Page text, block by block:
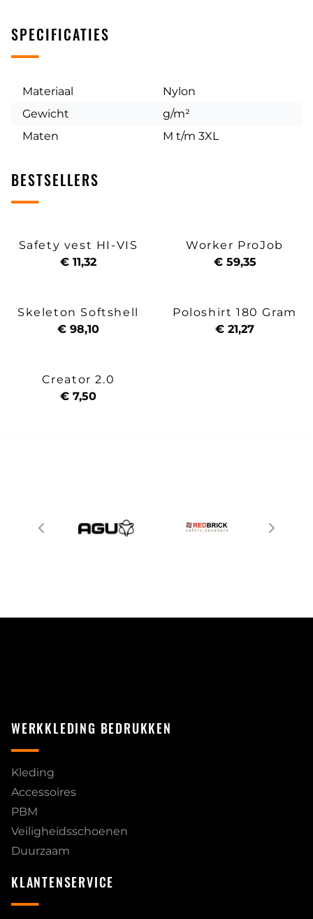
SPECIFICATIES
Materiaal
Nylon
Gewicht
g/m²
Maten
M t/m 3XL
BESTSELLERS
Safety vest HI-VIS
€ 11,32
Worker ProJob
€ 59,35
Skeleton Softshell
€ 98,10
Poloshirt 180 Gram
€ 21,27
Creator 2.0
€ 7,50
WERKKLEDING BEDRUKKEN
Kleding
Accessoires
PBM
Veiligheidsschoenen
Duurzaam
KLANTENSERVICE